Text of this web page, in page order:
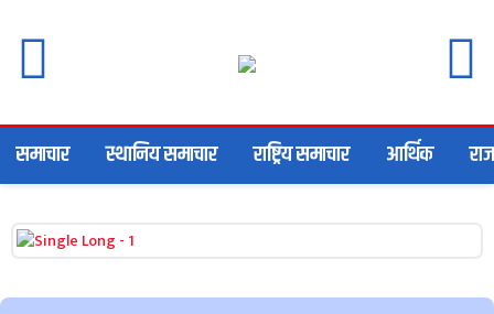
समाचार स्थानिय समाचार राष्ट्रिय समाचार आर्थिक